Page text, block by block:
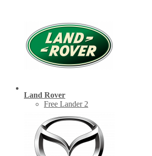
Land Rover
Free Lander 2